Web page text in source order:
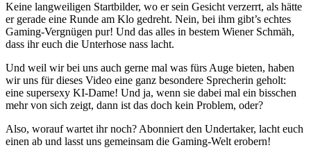
Keine langweiligen Startbilder, wo er sein Gesicht verzerrt, als hätte
er gerade eine Runde am Klo gedreht. Nein, bei ihm gibt’s echtes
Gaming-Vergnügen pur! Und das alles in bestem Wiener Schmäh,
dass ihr euch die Unterhose nass lacht.
Und weil wir bei uns auch gerne mal was fürs Auge bieten, haben
wir uns für dieses Video eine ganz besondere Sprecherin geholt:
eine supersexy KI-Dame! Und ja, wenn sie dabei mal ein bisschen
mehr von sich zeigt, dann ist das doch kein Problem, oder?
Also, worauf wartet ihr noch? Abonniert den Undertaker, lacht euch
einen ab und lasst uns gemeinsam die Gaming-Welt erobern!